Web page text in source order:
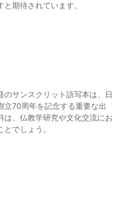
期待されています。
のサンスクリット語写本は、日
立70周年を記念する重要な出
は、仏教学研究や文化交流にお
でしょう。